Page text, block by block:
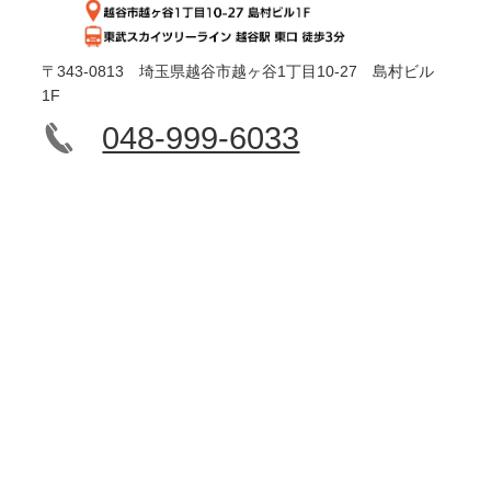
〒343-0813 埼玉県越谷市越ヶ谷1丁目10-27 島村ビル
1F
048-999-6033